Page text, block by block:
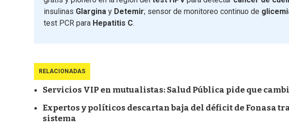
insulinas Glargina y Detemir; sensor de monitoreo continuo de
test PCR para Hepatitis C.
RELACIONADAS
Servicios VIP en mutualistas: Salud Pública pide que
Expertos y políticos descartan baja del déficit de Fonasa
sistema